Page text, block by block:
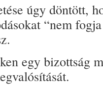
úgy döntött,
“nem
egy bizottság